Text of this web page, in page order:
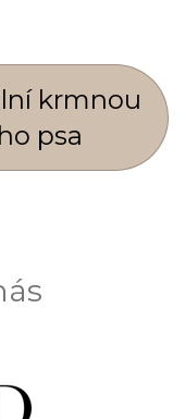
krmnou
psa